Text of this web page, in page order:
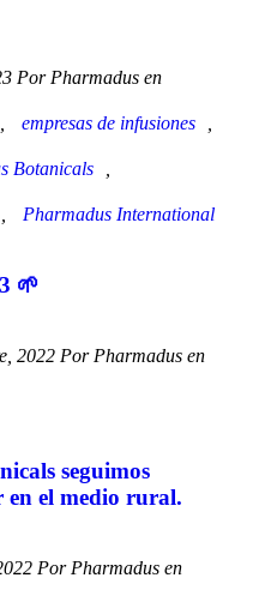
Por Pharmadus en
empresas de infusiones
Botanicals
Pharmadus International
🌱
2022 Por Pharmadus en
seguimos
el medio rural.
Por Pharmadus en